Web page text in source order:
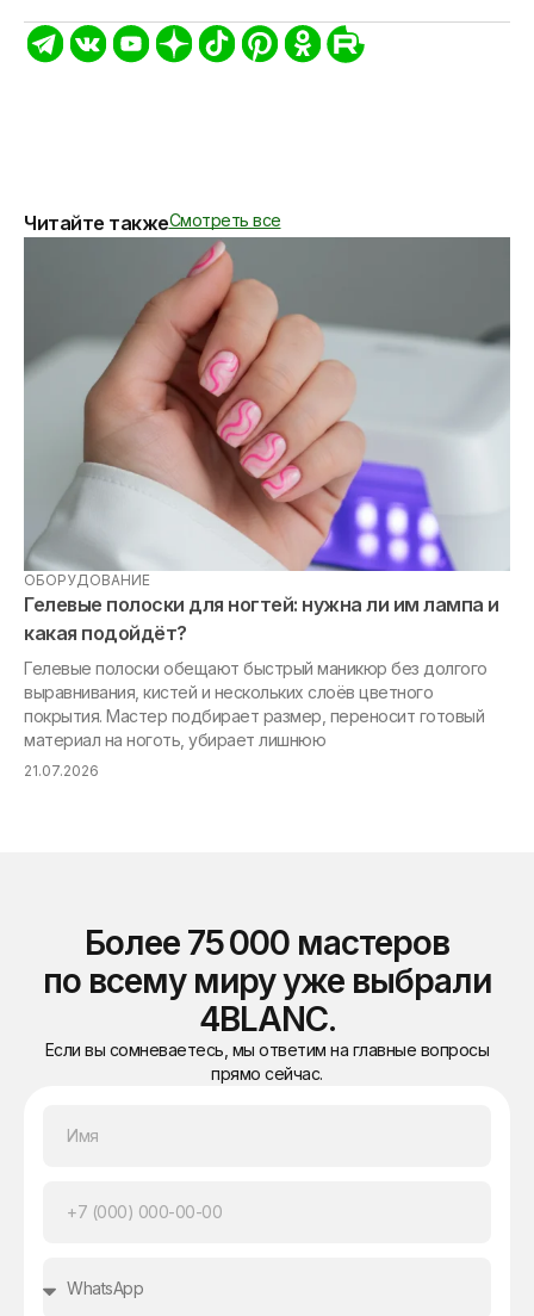
Читайте такжеСмотреть все
ОБОРУДОВАНИЕ
Гелевые полоски для ногтей: нужна ли им лампа и
какая подойдёт?
Гелевые полоски обещают быстрый маникюр без долгого
выравнивания, кистей и нескольких слоёв цветного
покрытия. Мастер подбирает размер, переносит готовый
материал на ноготь, убирает лишнюю
21.07.2026
Более 75 000 мастеров
по всему миру уже выбрали
4BLANC.
Если вы сомневаетесь, мы ответим на главные вопросы
прямо сейчас.